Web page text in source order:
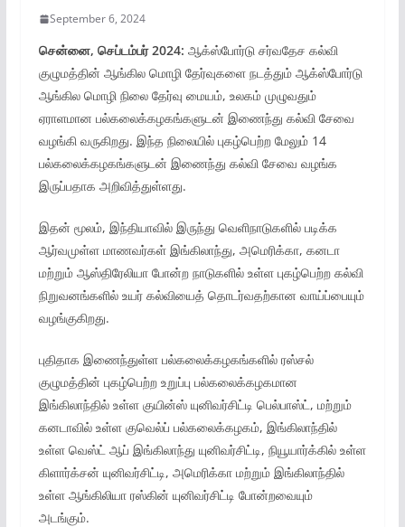
September 6, 2024
சென்னை, செப்டம்பர் 2024: ஆக்ஸ்போர்டு சர்வதேச கல்வி
குழுமத்தின் ஆங்கில மொழி தேர்வுகளை நடத்தும் ஆக்ஸ்போர்டு
ஆங்கில மொழி நிலை தேர்வு மையம், உலகம் முழுவதும்
ஏராளமான பல்கலைக்கழகங்களுடன் இணைந்து கல்வி சேவை
வழங்கி வருகிறது. இந்த நிலையில் புகழ்பெற்ற மேலும் 14
பல்கலைக்கழகங்களுடன் இணைந்து கல்வி சேவை வழங்க
இருப்பதாக அறிவித்துள்ளது.
இதன் மூலம், இந்தியாவில் இருந்து வெளிநாடுகளில் படிக்க
ஆர்வமுள்ள மாணவர்கள் இங்கிலாந்து, அமெரிக்கா, கனடா
மற்றும் ஆஸ்திரேலியா போன்ற நாடுகளில் உள்ள புகழ்பெற்ற கல்வி
நிறுவனங்களில் உயர் கல்வியைத் தொடர்வதற்கான வாய்ப்பையும்
வழங்குகிறது.
புதிதாக இணைந்துள்ள பல்கலைக்கழகங்களில் ரஸ்சல்
குழுமத்தின் புகழ்பெற்ற உறுப்பு பல்கலைக்கழகமான
இங்கிலாந்தில் உள்ள குயின்ஸ் யுனிவர்சிட்டி பெல்பாஸ்ட், மற்றும்
கனடாவில் உள்ள குவெல்ப் பல்கலைக்கழகம், இங்கிலாந்தில்
உள்ள வெஸ்ட் ஆப் இங்கிலாந்து யுனிவர்சிட்டி, நியூயார்க்கில் உள்ள
கிளார்க்சன் யுனிவர்சிட்டி, அமெரிக்கா மற்றும் இங்கிலாந்தில்
உள்ள ஆங்கிலியா ரஸ்கின் யுனிவர்சிட்டி போன்றவையும்
அடங்கும்.